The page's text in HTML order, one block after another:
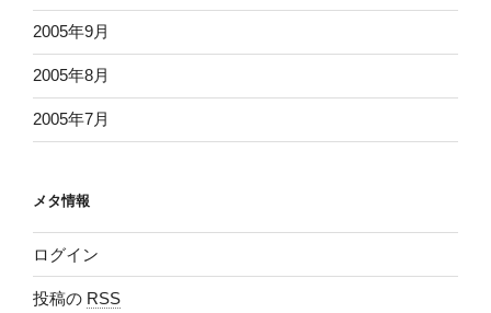
2005年9月
2005年8月
2005年7月
メタ情報
ログイン
投稿の RSS